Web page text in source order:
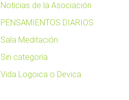
Noticias de la Asociación
PENSAMIENTOS DIARIOS
Sala Meditación
Sin categoría
Vida Logoica o Devica